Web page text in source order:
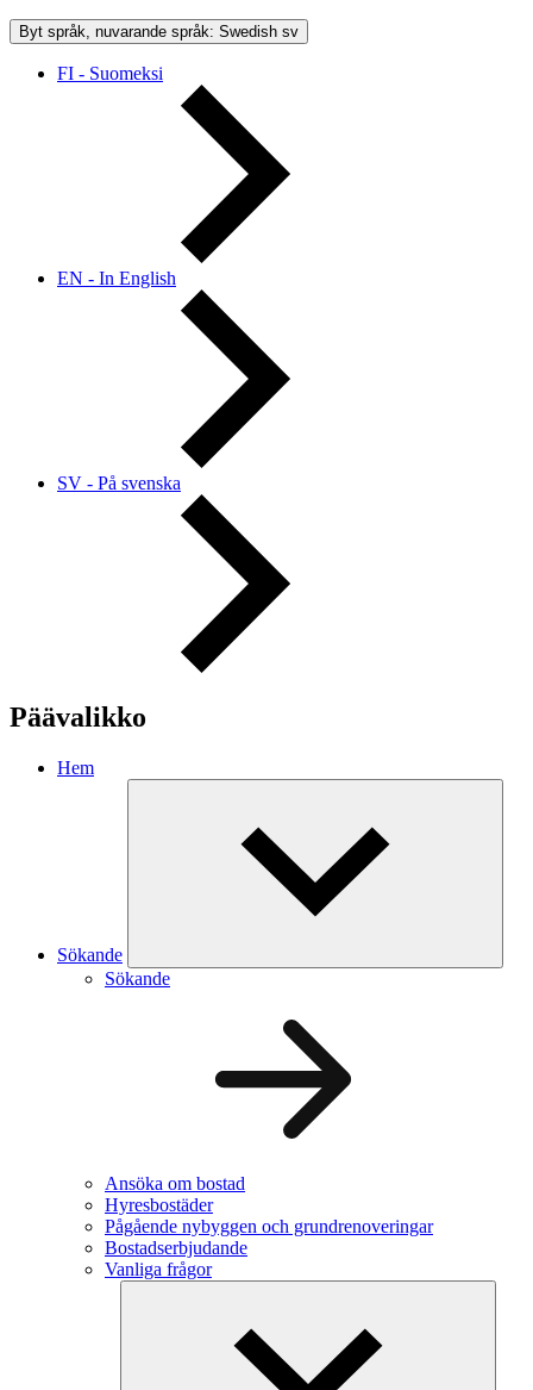
Byt språk, nuvarande språk: Swedish sv
FI - Suomeksi
EN - In English
SV - På svenska
Päävalikko
Hem
Sökande
Sökande
Ansöka om bostad
Hyresbostäder
Pågående nybyggen och grundrenoveringar
Bostadserbjudande
Vanliga frågor